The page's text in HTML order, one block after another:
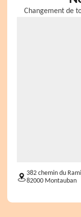
Changement de
382 chemin du
82000 Montauban